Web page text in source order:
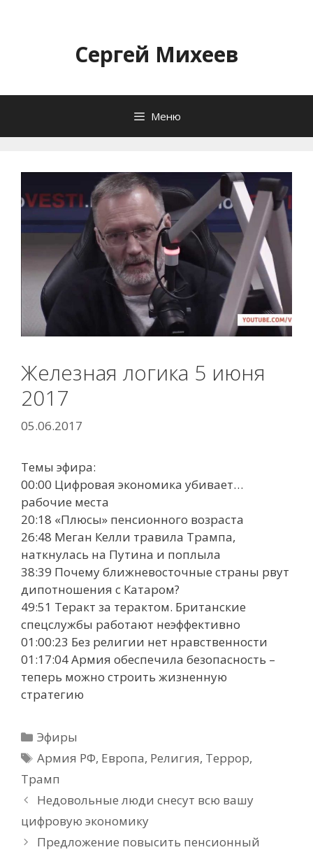
содержимомуСергей Михеев
Меню
Железная логика 5 июня
2017
05.06.2017
Темы эфира:
00:00 Цифровая экономика убивает…
рабочие места
20:18 «Плюсы» пенсионного возраста
26:48 Меган Келли травила Трампа,
наткнулась на Путина и поплыла
38:39 Почему ближневосточные страны рвут
дипотношения с Катаром?
49:51 Теракт за терактом. Британские
спецслужбы работают неэффективно
01:00:23 Без религии нет нравственности
01:17:04 Армия обеспечила безопасность –
теперь можно строить жизненную
стратегию
Рубрики
Эфиры
Метки
Армия РФ, Европа, Религия, Террор,
Трамп
Недовольные люди снесут всю вашу
цифровую экономику
Предложение повысить пенсионный